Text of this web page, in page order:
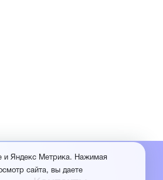
и Яндекс Метрика. Нажимая
сайта, вы даете